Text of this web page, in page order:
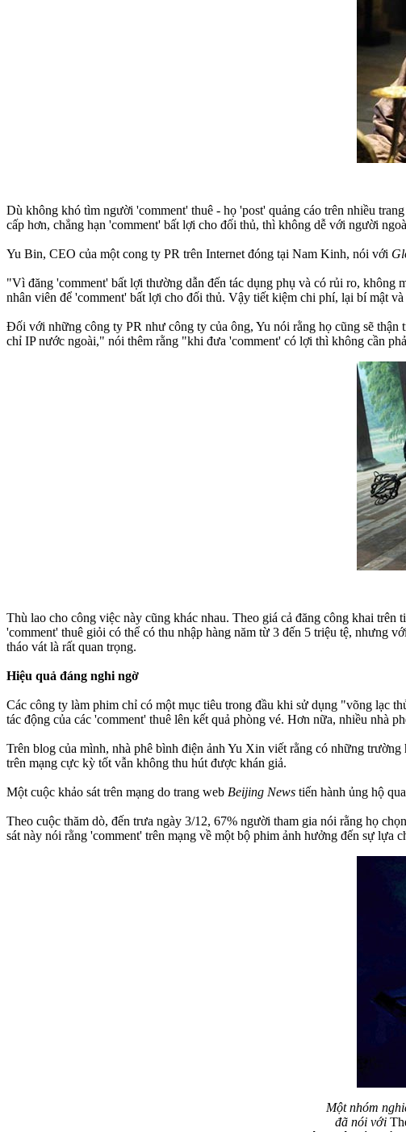
Dù không khó tìm người 'comment' thuê - họ 'post' quảng cáo trên nhiều
cấp hơn, chẳng hạn 'comment' bất lợi cho đối thủ, thì không dễ với người
Yu Bin, CEO của một cong ty PR trên Internet đóng tại Nam Kinh, nói với
"Vì đăng 'comment' bất lợi thường dẫn đến tác dụng phụ và có rủi ro, không
nhân viên để 'comment' bất lợi cho đối thủ. Vậy tiết kiệm chi phí, lại bí mật
Đối với những công ty PR như công ty của ông, Yu nói rằng họ cũng sẽ
chỉ IP nước ngoài," nói thêm rằng "khi đưa 'comment' có lợi thì không cần
Thù lao cho công việc này cũng khác nhau. Theo giá cả đăng công khai
'comment' thuê giỏi có thể có thu nhập hàng năm từ 3 đến 5 triệu tệ, nhưng
tháo vát là rất quan trọng.
Hiệu quả đáng nghi ngờ
Các công ty làm phim chỉ có một mục tiêu trong đầu khi sử dụng "võng lạc
tác động của các 'comment' thuê lên kết quả phòng vé. Hơn nữa, nhiều nhà
Trên blog của mình, nhà phê bình điện ảnh Yu Xin viết rằng có những
trên mạng cực kỳ tốt vẫn không thu hút được khán giả.
Một cuộc khảo sát trên mạng do trang web Beijing News tiến hành ủng hộ
Theo cuộc thăm dò, đến trưa ngày 3/12, 67% người tham gia nói rằng họ
sát này nói rằng 'comment' trên mạng về một bộ phim ảnh hưởng đến sự lựa
Một nhóm
đã nói với